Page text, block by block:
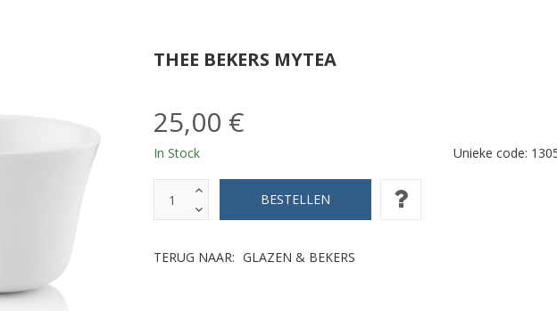
THEE BEKERS MYTEA
25,00 €
In Stock Unieke code:
TERUG NAAR: GLAZEN & BEKERS